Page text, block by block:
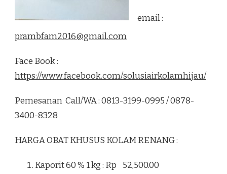
email :
prambfam2016@gmail.com
Face Book :
https://www.facebook.com/solusiairkolamhijau/
Pemesanan Call/WA : 0813-3199-0995 / 0878-
3400-8328
HARGA OBAT KHUSUS KOLAM RENANG :
Kaporit 60 % 1 kg : Rp 52,500.00